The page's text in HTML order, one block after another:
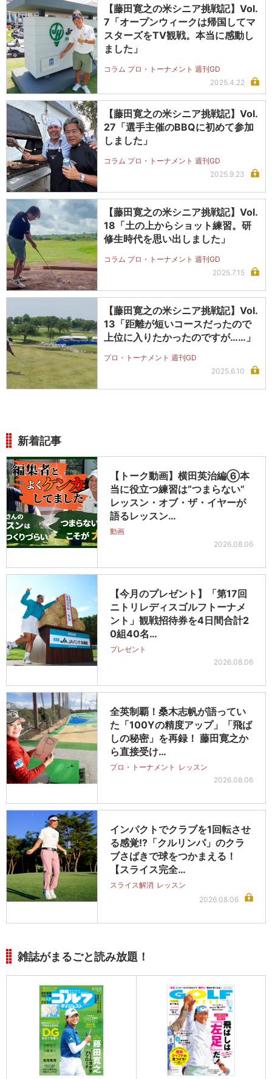
【藤田寛之の米シニア挑戦記】Vol.
7「オープンウィークは帰国してマ
スターズをTV観戦。本当に感動し
ました」
コラム プロ・トーナメント 週刊GD
2025.4.22
【藤田寛之の米シニア挑戦記】Vol.
27「選手主催のBBQに初めて参加
しました」
コラム プロ・トーナメント 週刊GD
2025.9.23
【藤田寛之の米シニア挑戦記】Vol.
18「土の上からショット練習。研
修生時代を思い出しました」
コラム プロ・トーナメント 週刊GD
2025.7.15
【藤田寛之の米シニア挑戦記】Vol.
13「距離が短いコースだったので
上位に入りたかったのですが……」
プロ・トーナメント 週刊GD
2025.6.10
新着記事
【トーク動画】横田英治編⑥本
当に役立つ練習は“つまらない”
レッスン・オブ・ザ・イヤーが
語るレッスン…
動画
2026.08.06
【今月のプレゼント】「第17回
ニトリレディスゴルフトーナメ
ント」観戦招待券を4日間合計2
0組40名…
プレゼント
2026.08.06
全英制覇！桑木志帆が語ってい
た「100Yの精度アップ」「飛ば
しの秘密」を再録！ 藤田寛之か
ら直接受け…
プロ・トーナメント レッスン
2026.08.06
インパクトでクラブを1回転させ
る感覚!?「クルリンパ」のクラ
ブさばきで球をつかまえる！
【スライス完全…
スライス解消 レッスン
2026.08.06
雑誌がまるごと読み放題！